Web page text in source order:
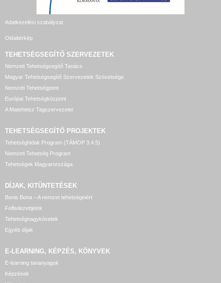
Adatkezelési szabályzat
Oldaltérkép
TEHETSÉGSEGÍTŐ SZERVEZETEK
Nemzeti Tehetségsegítő Tanács
Magyar Tehetségsegítő Szervezetek Szövetsége
Nemzeti Tehetségpont
Európai Tehetségközpont
A Matehetsz Tagszervezetei
TEHETSÉGSEGÍTŐ PROJEKTEK
Tehetséghidak Program (TÁMOP 3.4.5)
Nemzeti Tehetség Program
Tehetségek Magyarországa
DÍJAK, KITÜNTETÉSEK
Bonis Bona – A nemzet tehetségeiért
Felfedezettjeink
Tehetségnagykövetek
Egyéb díjak
E-LEARNING, KÉPZÉS, KÖNYVEK
E-learning tananyagok
Képzések